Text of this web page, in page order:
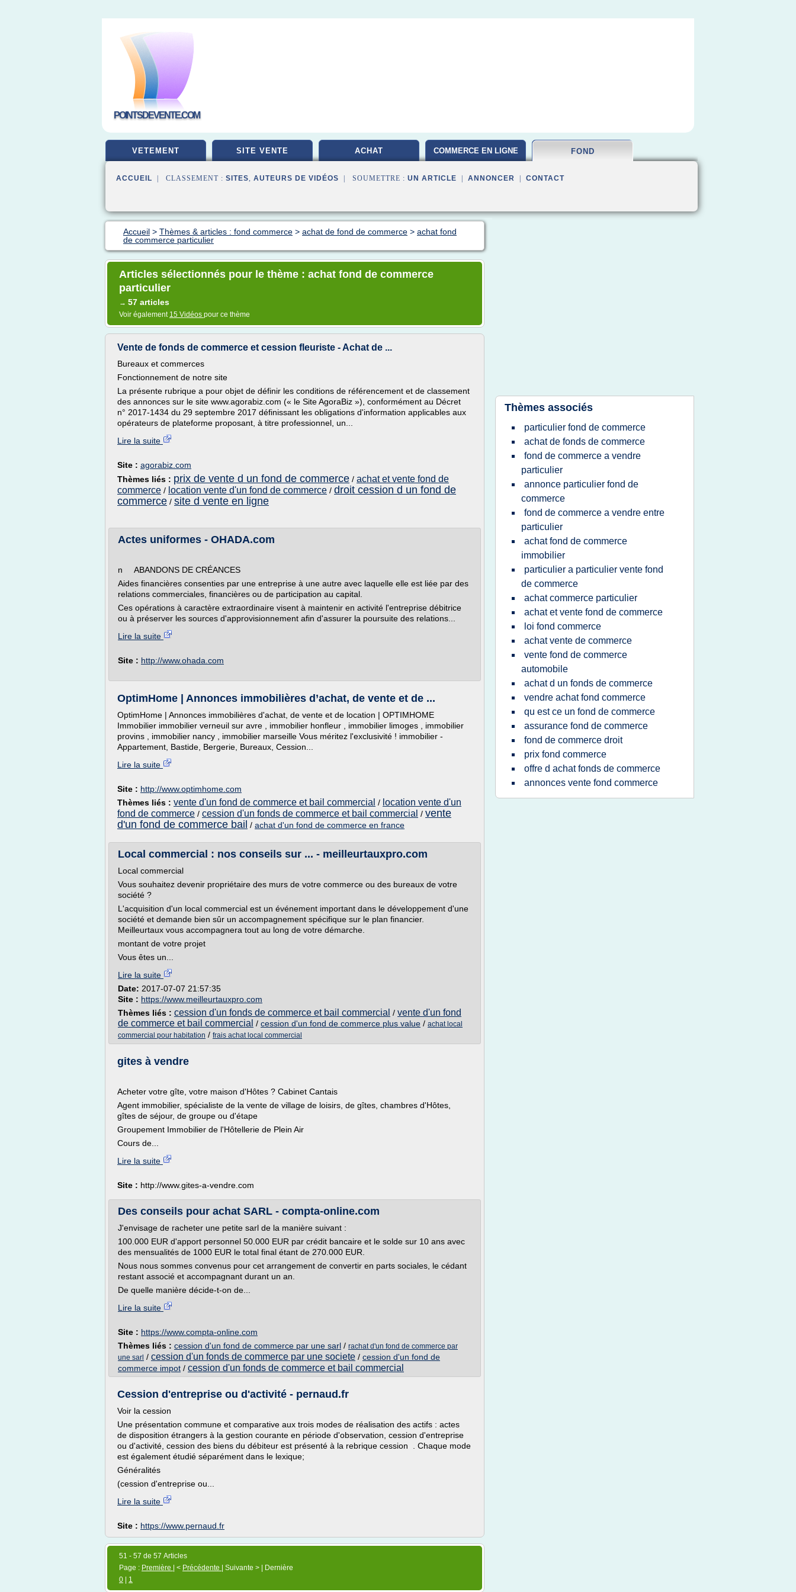
POINTSDEVENTE.COM
VETEMENT SITE VENTE ACHAT COMMERCE EN LIGNE FOND
ACCUEIL | CLASSEMENT : SITES, AUTEURS DE VIDÉOS | SOUMETTRE : UN ARTICLE ANNONCER CONTACT
Accueil > Thèmes & articles : fond commerce > achat de fond de commerce > achat fond
de commerce particulier
Articles sélectionnés pour le thème : achat fond de commerce
particulier
→ 57 articles
Voir également 15 Vidéos pour ce thème
Vente de fonds de commerce et cession fleuriste - Achat de ...
Bureaux et commerces
Fonctionnement de notre site
La présente rubrique a pour objet de définir les conditions de référencement et de classement
des annonces sur le site www.agorabiz.com (« le Site AgoraBiz »), conformément au Décret
n° 2017-1434 du 29 septembre 2017 définissant les obligations d'information applicables aux
opérateurs de plateforme proposant, à titre professionnel, un...
Lire la suite
Site : agorabiz.com
Thèmes liés : prix de vente d un fond de commerce / achat et vente fond de
commerce / location vente d'un fond de commerce / droit cession d un fond de
commerce / site d vente en ligne
Actes uniformes - OHADA.com
n ABANDONS DE CRÉANCES
Aides financières consenties par une entreprise à une autre avec laquelle elle est liée par des
relations commerciales, financières ou de participation au capital.
Ces opérations à caractère extraordinaire visent à maintenir en activité l'entreprise débitrice
ou à préserver les sources d'approvisionnement afin d'assurer la poursuite des relations...
Lire la suite
Site : http://www.ohada.com
OptimHome | Annonces immobilières d’achat, de vente et de ...
OptimHome | Annonces immobilières d'achat, de vente et de location | OPTIMHOME
Immobilier immobilier verneuil sur avre , immobilier honfleur , immobilier limoges , immobilier
provins , immobilier nancy , immobilier marseille Vous méritez l'exclusivité ! immobilier -
Appartement, Bastide, Bergerie, Bureaux, Cession...
Lire la suite
Site : http://www.optimhome.com
Thèmes liés : vente d'un fond de commerce et bail commercial / location vente d'un
fond de commerce / cession d'un fonds de commerce et bail commercial / vente
d'un fond de commerce bail / achat d'un fond de commerce en france
Local commercial : nos conseils sur ... - meilleurtauxpro.com
Local commercial
Vous souhaitez devenir propriétaire des murs de votre commerce ou des bureaux de votre
société ?
L'acquisition d'un local commercial est un événement important dans le développement d'une
société et demande bien sûr un accompagnement spécifique sur le plan financier.
Meilleurtaux vous accompagnera tout au long de votre démarche.
montant de votre projet
Vous êtes un...
Lire la suite
Date: 2017-07-07 21:57:35
Site : https://www.meilleurtauxpro.com
Thèmes liés : cession d'un fonds de commerce et bail commercial / vente d'un fond
de commerce et bail commercial / cession d'un fond de commerce plus value / achat local
commercial pour habitation / frais achat local commercial
gites à vendre
Acheter votre gîte, votre maison d'Hôtes ? Cabinet Cantais
Agent immobilier, spécialiste de la vente de village de loisirs, de gîtes, chambres d'Hôtes,
gîtes de séjour, de groupe ou d'étape
Groupement Immobilier de l'Hôtellerie de Plein Air
Cours de...
Lire la suite
Site : http://www.gites-a-vendre.com
Des conseils pour achat SARL - compta-online.com
J'envisage de racheter une petite sarl de la manière suivant :
100.000 EUR d'apport personnel 50.000 EUR par crédit bancaire et le solde sur 10 ans avec
des mensualités de 1000 EUR le total final étant de 270.000 EUR.
Nous nous sommes convenus pour cet arrangement de convertir en parts sociales, le cédant
restant associé et accompagnant durant un an.
De quelle manière décide-t-on de...
Lire la suite
Site : https://www.compta-online.com
Thèmes liés : cession d'un fond de commerce par une sarl / rachat d'un fond de commerce par
une sarl / cession d'un fonds de commerce par une societe / cession d'un fond de
commerce impot / cession d'un fonds de commerce et bail commercial
Cession d'entreprise ou d'activité - pernaud.fr
Voir la cession
Une présentation commune et comparative aux trois modes de réalisation des actifs : actes
de disposition étrangers à la gestion courante en période d'observation, cession d'entreprise
ou d'activité, cession des biens du débiteur est présenté à la rebrique cession . Chaque mode
est également étudié séparément dans le lexique;
Généralités
(cession d'entreprise ou...
Lire la suite
Site : https://www.pernaud.fr
51 - 57 de 57 Articles
Page : Première | < Précédente
| Suivante > | Dernière
0
1
Thèmes associés
particulier fond de commerce
achat de fonds de commerce
fond de commerce a vendre
particulier
annonce particulier fond de
commerce
fond de commerce a vendre entre
particulier
achat fond de commerce
immobilier
particulier a particulier vente fond
de commerce
achat commerce particulier
achat et vente fond de commerce
loi fond commerce
achat vente de commerce
vente fond de commerce
automobile
achat d un fonds de commerce
vendre achat fond commerce
qu est ce un fond de commerce
assurance fond de commerce
fond de commerce droit
prix fond commerce
offre d achat fonds de commerce
annonces vente fond commerce